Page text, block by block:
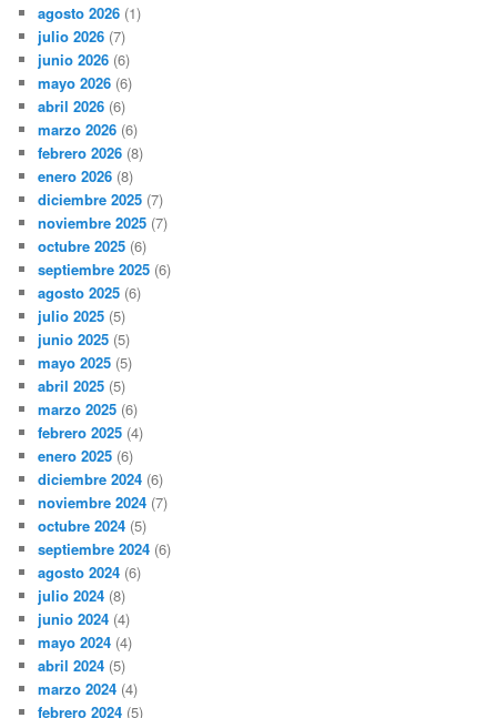
agosto 2026 (1)
julio 2026 (7)
junio 2026 (6)
mayo 2026 (6)
abril 2026 (6)
marzo 2026 (6)
febrero 2026 (8)
enero 2026 (8)
diciembre 2025 (7)
noviembre 2025 (7)
octubre 2025 (6)
septiembre 2025 (6)
agosto 2025 (6)
julio 2025 (5)
junio 2025 (5)
mayo 2025 (5)
abril 2025 (5)
marzo 2025 (6)
febrero 2025 (4)
enero 2025 (6)
diciembre 2024 (6)
noviembre 2024 (7)
octubre 2024 (5)
septiembre 2024 (6)
agosto 2024 (6)
julio 2024 (8)
junio 2024 (4)
mayo 2024 (4)
abril 2024 (5)
marzo 2024 (4)
febrero 2024 (5)